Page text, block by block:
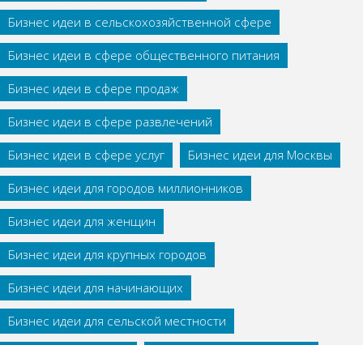
Бизнес идеи в сельскохозяйственной сфере
Бизнес идеи в сфере общественного питания
Бизнес идеи в сфере продаж
Бизнес идеи в сфере развлечений
Бизнес идеи в сфере услуг
Бизнес идеи для Москвы
Бизнес идеи для городов миллионников
Бизнес идеи для женщин
Бизнес идеи для крупных городов
Бизнес идеи для начинающих
Бизнес идеи для сельской местности